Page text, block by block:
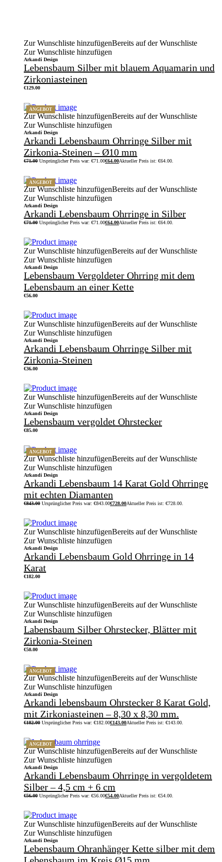
Zur Wunschliste hinzufügenBereits auf der Wunschliste
Zur Wunschliste hinzufügen
Arkandi Design
Lebensbaum Silber mit blauem Aquamarin und
Zirkoniasteinen
€129.00
ANGEBOT
Zur Wunschliste hinzufügenBereits auf der Wunschliste
Zur Wunschliste hinzufügen
Arkandi Design
Arkandi Lebensbaum Ohrringe Silber mit
Zirkonia-Steinen – Ø10 mm
€71.00 Ursprünglicher Preis war: €71.00€64.00Aktueller Preis ist: €64.00.
ANGEBOT
Zur Wunschliste hinzufügenBereits auf der Wunschliste
Zur Wunschliste hinzufügen
Arkandi Design
Arkandi Lebensbaum Ohrringe in Silber
€71.00 Ursprünglicher Preis war: €71.00€64.00Aktueller Preis ist: €64.00.
Zur Wunschliste hinzufügenBereits auf der Wunschliste
Zur Wunschliste hinzufügen
Arkandi Design
Lebensbaum Vergoldeter Ohrring mit dem
Lebensbaum an einer Kette
€56.00
Zur Wunschliste hinzufügenBereits auf der Wunschliste
Zur Wunschliste hinzufügen
Arkandi Design
Arkandi Lebensbaum Ohrringe Silber mit
Zirkonia-Steinen
€36.00
Zur Wunschliste hinzufügenBereits auf der Wunschliste
Zur Wunschliste hinzufügen
Arkandi Design
Lebensbaum vergoldet Ohrstecker
€85.00
ANGEBOT
Zur Wunschliste hinzufügenBereits auf der Wunschliste
Zur Wunschliste hinzufügen
Arkandi Design
Arkandi Lebensbaum 14 Karat Gold Ohrringe
mit echten Diamanten
€843.00 Ursprünglicher Preis war: €843.00€728.00Aktueller Preis ist: €728.00.
Zur Wunschliste hinzufügenBereits auf der Wunschliste
Zur Wunschliste hinzufügen
Arkandi Design
Arkandi Lebensbaum Gold Ohrringe in 14
Karat
€182.00
Zur Wunschliste hinzufügenBereits auf der Wunschliste
Zur Wunschliste hinzufügen
Arkandi Design
Labensbaum Silber Ohrstecker, Blätter mit
Zirkonia-Steinen
€50.00
ANGEBOT
Zur Wunschliste hinzufügenBereits auf der Wunschliste
Zur Wunschliste hinzufügen
Arkandi Design
Arkandi lebensbaum Ohrstecker 8 Karat Gold,
mit Zirkoniasteinen – 8,30 x 8,30 mm.
€182.00 Ursprünglicher Preis war: €182.00€143.00Aktueller Preis ist: €143.00.
ANGEBOT
Zur Wunschliste hinzufügenBereits auf der Wunschliste
Zur Wunschliste hinzufügen
Arkandi Design
Arkandi Lebensbaum Ohrringe in vergoldetem
Silber – 4,5 cm + 6 cm
€56.00 Ursprünglicher Preis war: €56.00€54.00Aktueller Preis ist: €54.00.
Zur Wunschliste hinzufügenBereits auf der Wunschliste
Zur Wunschliste hinzufügen
Arkandi Design
Lebensbaum Ohranhänger Kette silber mit dem